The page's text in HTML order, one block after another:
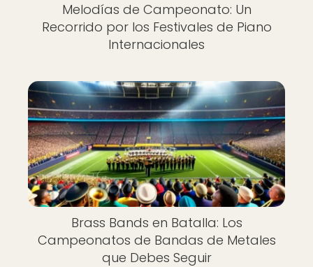
Melodías de Campeonato: Un
Recorrido por los Festivales de Piano
Internacionales
Brass Bands en Batalla: Los
Campeonatos de Bandas de Metales
que Debes Seguir